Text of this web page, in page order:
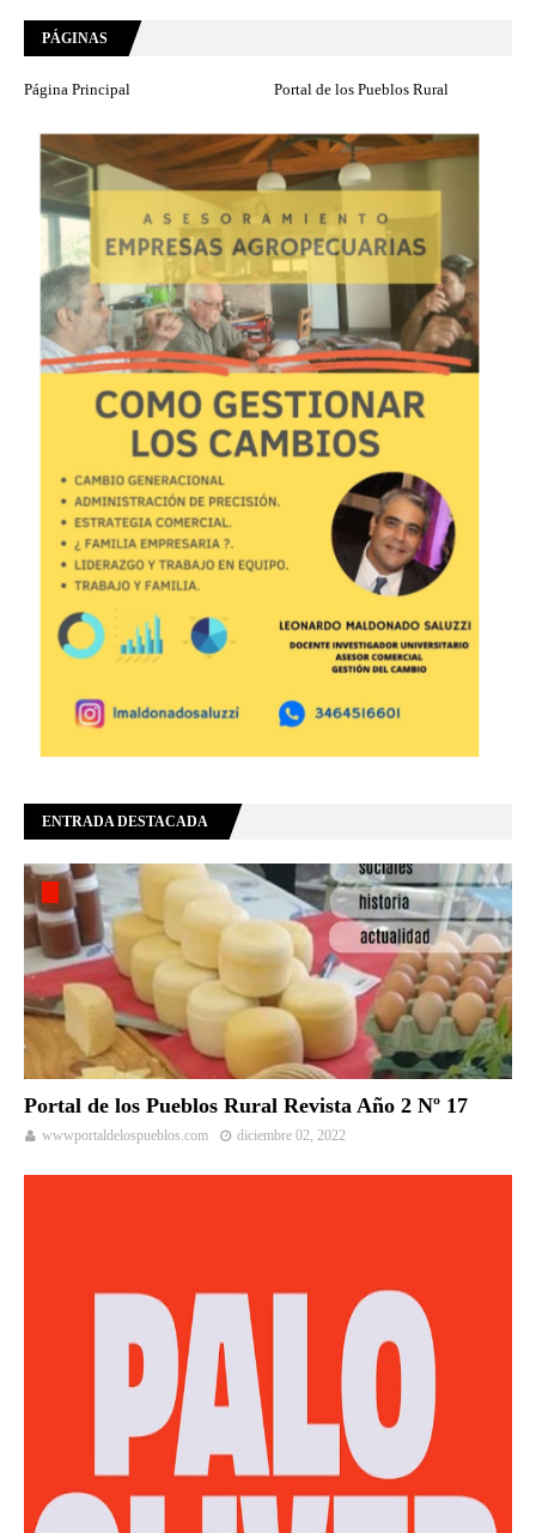
PÁGINAS
Página Principal Portal de los Pueblos Rural
ENTRADA DESTACADA
Portal de los Pueblos Rural Revista Año 2 Nº 17
wwwportaldelospueblos.com diciembre 02, 2022